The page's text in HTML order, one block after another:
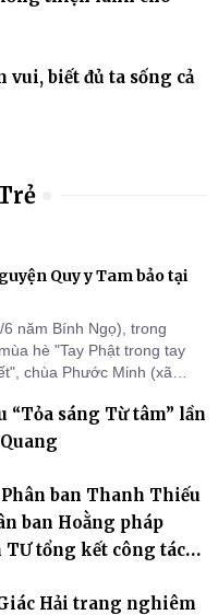
vui, biết đủ ta sống cả
Quy y Tam bảo tại
năm Bính Ngọ), trong
hè "Tay Phật trong tay
chùa Phước Minh (xã
“Tỏa sáng Từ tâm” lần
ban Thanh Thiếu
ban Hoằng pháp
tổng kết công tác
Hải trang nghiêm